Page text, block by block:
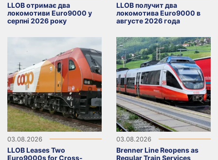
LLOB отримає два
локомотиви Euro9000 у
серпні 2026 року
LLOB получит два
локомотива Euro9000 в
августе 2026 года
03.08.2026
LLOB Leases Two
Euro9000s for Cross-
03.08.2026
Brenner Line Reopens as
Regular Train Services